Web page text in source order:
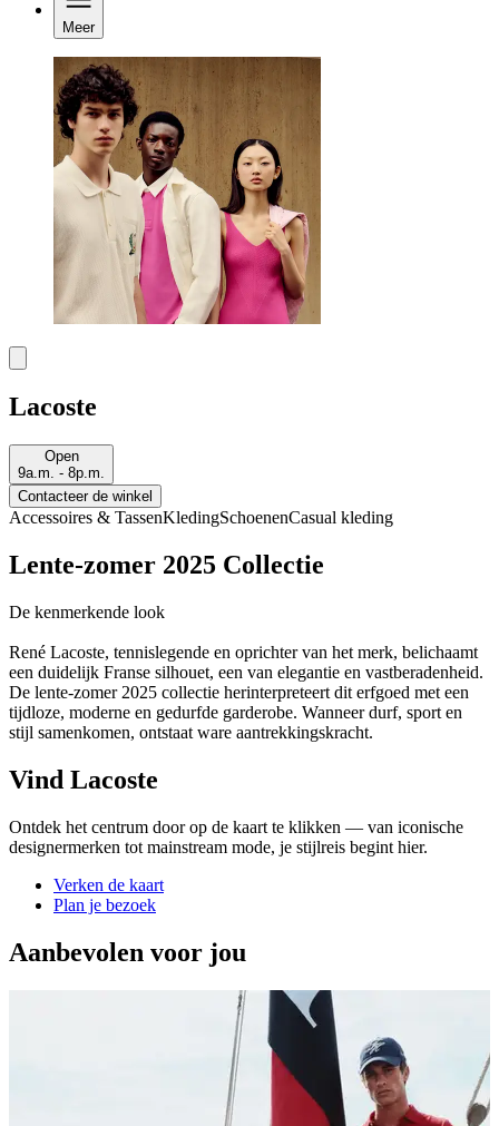
Meer
Lacoste
Open
9a.m. - 8p.m.
Contacteer de winkel
Accessoires & TassenKledingSchoenenCasual kleding
Lente-zomer 2025 Collectie
De kenmerkende look
René Lacoste, tennislegende en oprichter van het merk, belichaamt
een duidelijk Franse silhouet, een van elegantie en vastberadenheid.
De lente-zomer 2025 collectie herinterpreteert dit erfgoed met een
tijdloze, moderne en gedurfde garderobe. Wanneer durf, sport en
stijl samenkomen, ontstaat ware aantrekkingskracht.
Vind Lacoste
Ontdek het centrum door op de kaart te klikken — van iconische
designermerken tot mainstream mode, je stijlreis begint hier.
Verken de kaart
Plan je bezoek
Aanbevolen voor jou